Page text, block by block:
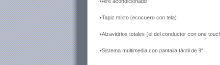
•Tapiz mixto (ecocuero con tela)
•Alzavidrios totales (el del conductor con one
•Sistema multimedia con pantalla táctil de 9″